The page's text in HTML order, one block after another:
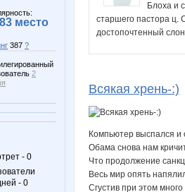
место
387 ?
2
- 0
- 0
Блоха и
старшего пастора ц.
достопочтенный
Всякая хрень-:)
Компьютер выспался и
Обама снова нам
Что продолжение
Весь мир опять
Сгустив при этом много